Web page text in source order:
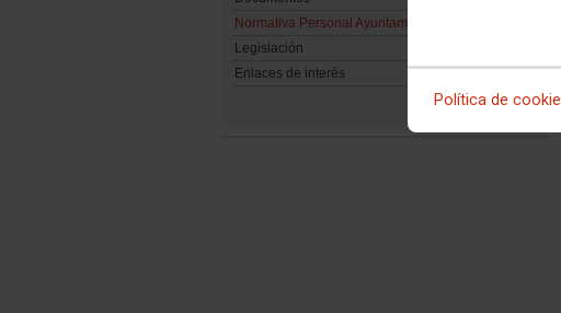
Política de
Normativa Personal Ayuntamiento
Legislación
Enlaces de interés